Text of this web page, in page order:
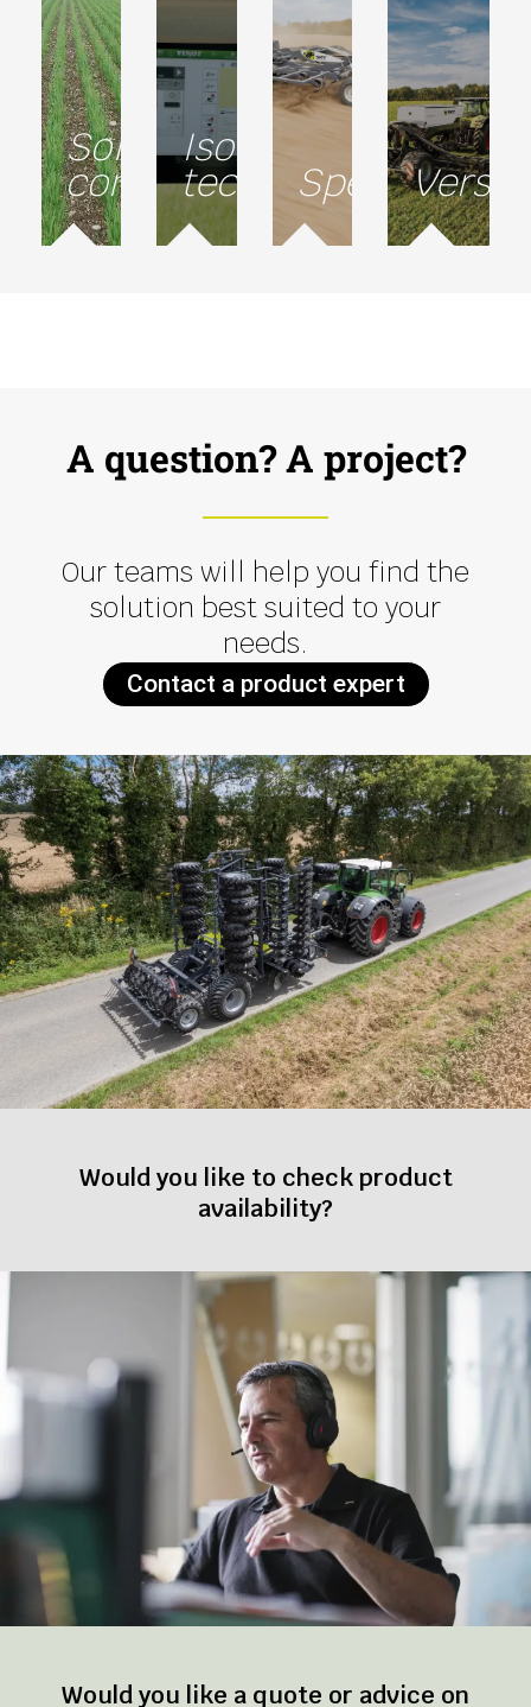
Soil
conservation
Isobus
technologySpeed
A question? A project?
Our teams will help you find the
solution best suited to your
needs.
Contact a product expert
Would you like to check product
availability?
Would you like a quote or advice on